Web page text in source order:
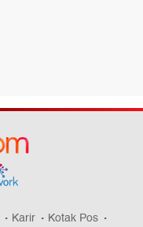
Karir Kotak Pos